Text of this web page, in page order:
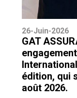
26-Juin-2026
GAT
édition, qui
août 2026.